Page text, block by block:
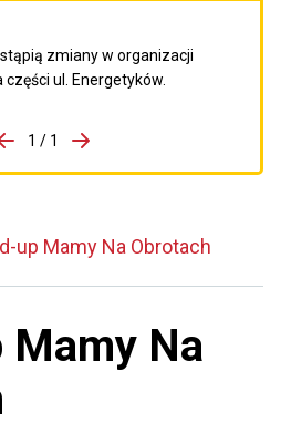
zmiany w organizacji
ul. Energetyków.
1 / 1
Przejdź do następnego
up Mamy Na Obrotach
Mamy Na